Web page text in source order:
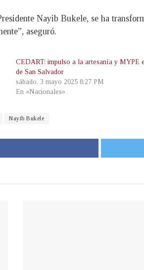
Nayib Bukele, se ha
aseguró.
CEDART: impulso a la artesanía y MYPE
de San Salvador
sábado, 3 mayo 2025 8:27 PM
En «Nacionales»
Nayib Bukele